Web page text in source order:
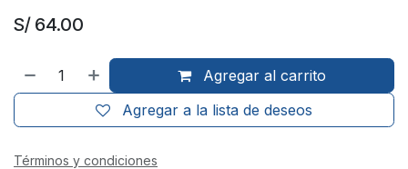
S/ 64.00
Agregar al carrito
Agregar a la lista de deseos
Términos y condiciones